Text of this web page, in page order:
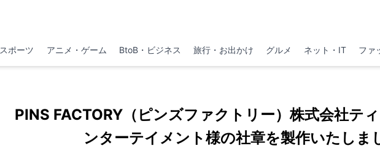
スポーツ アニメ・ゲーム BtoB・ビジネス 旅行・お出かけ グルメ ネット・IT ファ
PINS FACTORY（ピンズファクトリー）株式会社テ
ンターテイメント様の社章を製作いたしま